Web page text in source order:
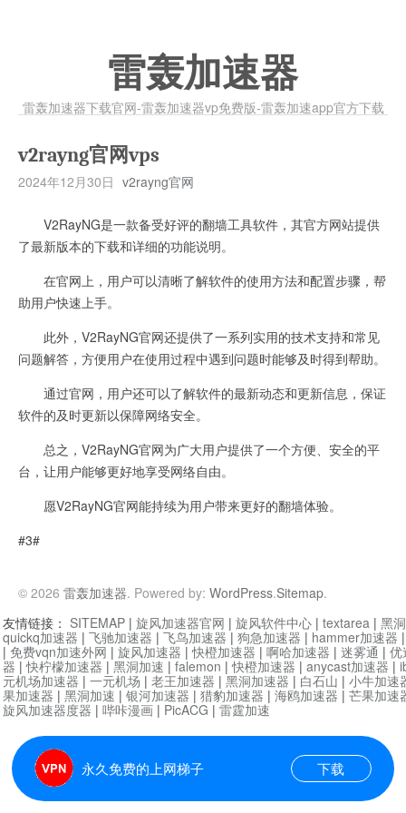
雷轰加速器
雷轰加速器下载官网-雷轰加速器vp免费版-雷轰加速app官方下载
v2rayng官网vps
2024年12月30日 v2rayng官网
V2RayNG是一款备受好评的翻墙工具软件，其官方网站提供
了最新版本的下载和详细的功能说明。
在官网上，用户可以清晰了解软件的使用方法和配置步骤，帮
助用户快速上手。
此外，V2RayNG官网还提供了一系列实用的技术支持和常见
问题解答，方便用户在使用过程中遇到问题时能够及时得到帮助。
通过官网，用户还可以了解软件的最新动态和更新信息，保证
软件的及时更新以保障网络安全。
总之，V2RayNG官网为广大用户提供了一个方便、安全的平
台，让用户能够更好地享受网络自由。
愿V2RayNG官网能持续为用户带来更好的翻墙体验。
#3#
© 2026 雷轰加速器. Powered by: WordPress.Sitemap.
永久免费的上网梯子 下载
友情链接： SITEMAP | 旋风加速器官网 | 旋风软件中心 | textarea | 黑
quickq加速器 | 飞驰加速器 | 飞鸟加速器 | 狗急加速器 | hammer加速器
| 免费vqn加速外网 | 旋风加速器 |快橙加速器 | 啊哈加速器 | 迷雾通 | 优
器 |快柠檬加速器 | 黑洞加速 | falemon |快橙加速器 | anycast加速器 |
元机场加速器 | 一元机场 | 老王加速器 | 黑洞加速器 | 白石山 | 小牛加速
果加速器 | 黑洞加速 | 银河加速器 | 猎豹加速器 | 海鸥加速器 | 芒果加速
旋风加速器度器 | 哔咔漫画 | PicACG | 雷霆加速